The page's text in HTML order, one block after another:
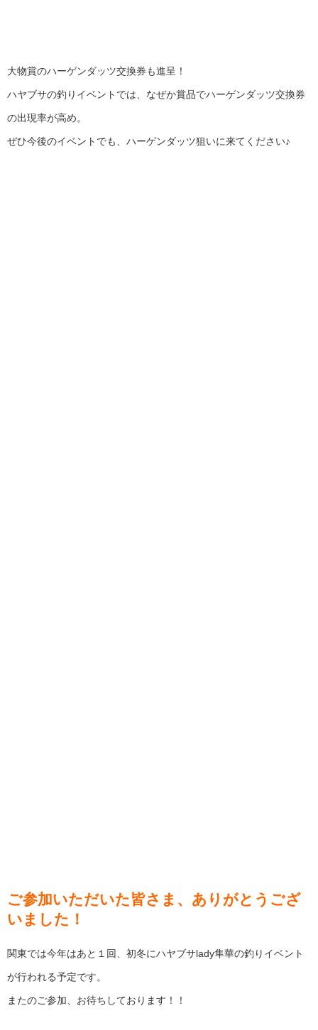
大物賞のハーゲンダッツ交換券も進呈！
ハヤブサの釣りイベントでは、なぜか賞品でハーゲンダッツ交換券
の出現率が高め。
ぜひ今後のイベントでも、ハーゲンダッツ狙いに来てください♪
ご参加いただいた皆さま、ありがとうござ
いました！
関東では今年はあと１回、初冬にハヤブサlady隼華の釣りイベント
が行われる予定です。
またのご参加、お待ちしております！！